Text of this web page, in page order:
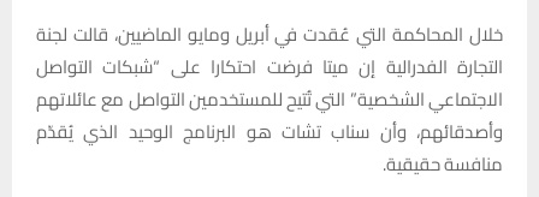
خلال المحاكمة التي عُقدت في أبريل ومايو الماضيين، قالت لجنة
التجارة الفدرالية إن ميتا فرضت احتكارا على “شبكات التواصل
الاجتماعي الشخصية” التي تُتيح للمستخدمين التواصل مع عائلاتهم
وأصدقائهم، وأن سناب تشات هو البرنامج الوحيد الذي يُقدّم
منافسة حقيقية.